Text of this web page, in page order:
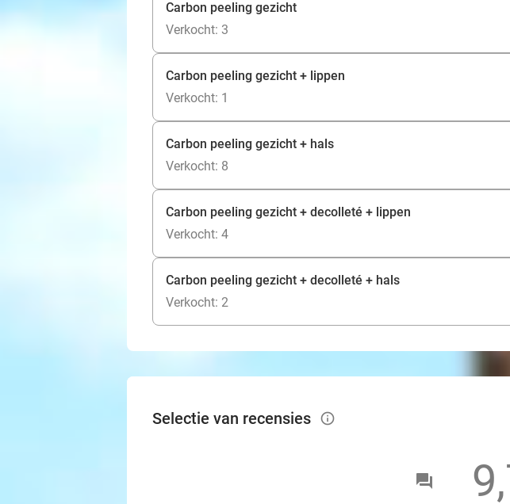
Carbon peeling gezicht
Verkocht: 3
Carbon peeling gezicht + lippen
Verkocht: 1
Carbon peeling gezicht + hals
Verkocht: 8
Carbon peeling gezicht + decolleté + lippen
Verkocht: 4
Carbon peeling gezicht + decolleté + hals
Verkocht: 2
Selectie van recensies info_outlined